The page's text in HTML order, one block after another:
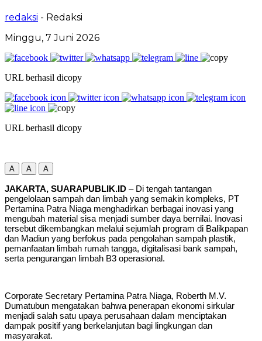
redaksi - Redaksi
Minggu, 7 Juni 2026
URL berhasil dicopy
URL berhasil dicopy
A A A
JAKARTA, SUARAPUBLIK.ID – Di tengah tantangan
pengelolaan sampah dan limbah yang semakin kompleks, PT
Pertamina Patra Niaga menghadirkan berbagai inovasi yang
mengubah material sisa menjadi sumber daya bernilai. Inovasi
tersebut dikembangkan melalui sejumlah program di Balikpapan
dan Madiun yang berfokus pada pengolahan sampah plastik,
pemanfaatan limbah rumah tangga, digitalisasi bank sampah,
serta pengurangan limbah B3 operasional.
Corporate Secretary Pertamina Patra Niaga, Roberth M.V.
Dumatubun mengatakan bahwa penerapan ekonomi sirkular
menjadi salah satu upaya perusahaan dalam menciptakan
dampak positif yang berkelanjutan bagi lingkungan dan
masyarakat.